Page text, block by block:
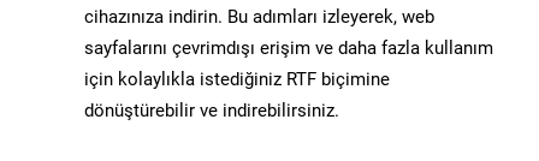
cihazınıza indirin. Bu adımları izleyerek, web
sayfalarını çevrimdışı erişim ve daha fazla kullanım
için kolaylıkla istediğiniz RTF biçimine
dönüştürebilir ve indirebilirsiniz.